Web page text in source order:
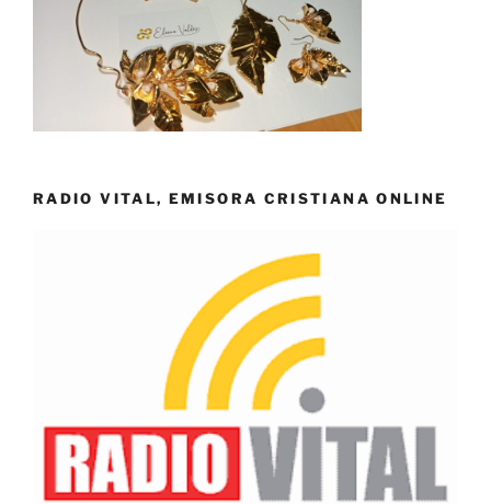
RADIO VITAL, EMISORA CRISTIANA ONLINE